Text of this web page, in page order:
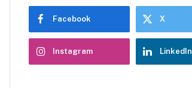
Facebook X
Instagram LinkedIn